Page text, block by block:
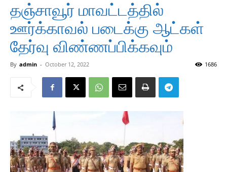
தஞ்சாவூர் மாவட்டத்தில்
ஊர்க்காவல் படைக்கு ஆட்கள்
தேர்வு விண்ணப்பிக்கவும்
By admin - October 12, 2022 1686